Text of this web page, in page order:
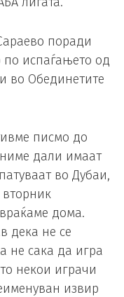
поради
по испаѓањето од
во Обединетите
писмо до
дали имаат
во Дубаи,
вторник
дома.
дека не се
не сака да игра
некои играчи
извир